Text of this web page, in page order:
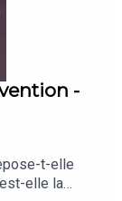
-
t-elle
elle la